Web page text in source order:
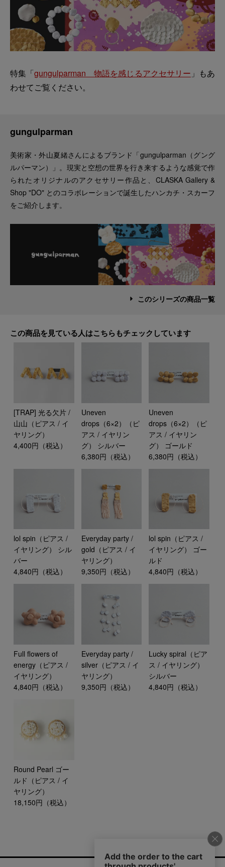
特集「gungulparman 物語を感じるアクセサリー 」もあ
わせてご覧ください。
gungulparman
美術家・外山夏緒さんによるブランド「gungulparman（グング
ルパーマン）」。現実と空想の世界を行き来するような感覚で作
られたオリジナルのアクセサリー作品と、CLASKA Gallery &
Shop "DO" とのコラボレーションで誕生したハンカチ・スカーフ
をご紹介します。
このシリーズの商品一覧
この商品を見ている人はこちらもチェックしています
[TRAP] 光る欠片 /
山山（ピアス / イ
ヤリング）
4,400円（税込）
Uneven
drops（6×2）（ピ
アス / イヤリン
グ） シルバー
6,380円（税込）
Uneven
drops（6×2）（ピ
アス / イヤリン
グ） ゴールド
6,380円（税込）
lol spin（ピアス /
イヤリング） シル
バー
4,840円（税込）
Everyday party /
gold（ピアス / イ
ヤリング）
9,350円（税込）
lol spin（ピアス /
イヤリング） ゴー
ルド
4,840円（税込）
Full flowers of
energy（ピアス /
イヤリング）
4,840円（税込）
Everyday party /
silver（ピアス / イ
ヤリング）
9,350円（税込）
Lucky spiral（ピア
ス / イヤリング）
シルバー
4,840円（税込）
Round Pearl ゴー
ルド（ピアス / イ
ヤリング）
18,150円（税込）